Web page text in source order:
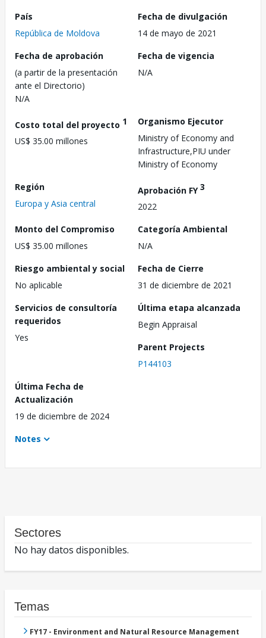
País
República de Moldova
Fecha de divulgación
14 de mayo de 2021
Fecha de aprobación
(a partir de la presentación
ante el Directorio)
N/A
Fecha de vigencia
N/A
Costo total del proyecto 1
US$ 35.00 millones
Organismo Ejecutor
Ministry of Economy and
Infrastructure,PIU under
Ministry of Economy
Región
Europa y Asia central
Aprobación FY3
2022
Monto del Compromiso
US$ 35.00 millones
Categoría Ambiental
N/A
Riesgo ambiental y social
No aplicable
Fecha de Cierre
31 de diciembre de 2021
Servicios de consultoría
requeridos
Yes
Última etapa alcanzada
Begin Appraisal
Parent Projects
P144103
Última Fecha de
Actualización
19 de diciembre de 2024
Notes
Sectores
No hay datos disponibles.
Temas
FY17 - Environment and Natural Resource Management